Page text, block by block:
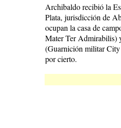
Archibaldo recibió la
Plata, jurisdicción de
ocupan la casa de
Mater Ter Admirabilis)
(Guarnición militar City
por cierto.